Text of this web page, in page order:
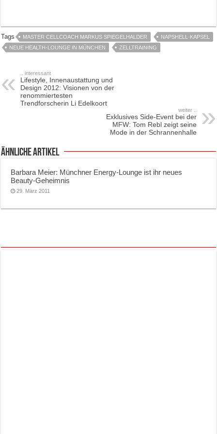
Tags MASTER CELLCOACH MARKUS SPIEGELHALDER
NAPSHELL-KAPSEL
NEUE HEALTH-LOUNGE IN MÜNCHEN
ZELLTRAINING
.. interessant
Lifestyle, Innenaustattung und
Design 2012: Visionen von der
renommiertesten
Trendforscherin Li Edelkoort
weiter ..
Exklusives Side-Event bei der
MFW: Tom Rebl zeigt seine
Mode in der Schrannenhalle
ähnliche Artikel
Barbara Meier: Münchner Energy-Lounge ist ihr neues
Beauty-Geheimnis
29. März 2011